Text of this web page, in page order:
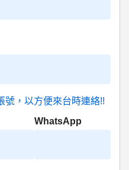
號，以方便來台時連絡!!
WhatsApp